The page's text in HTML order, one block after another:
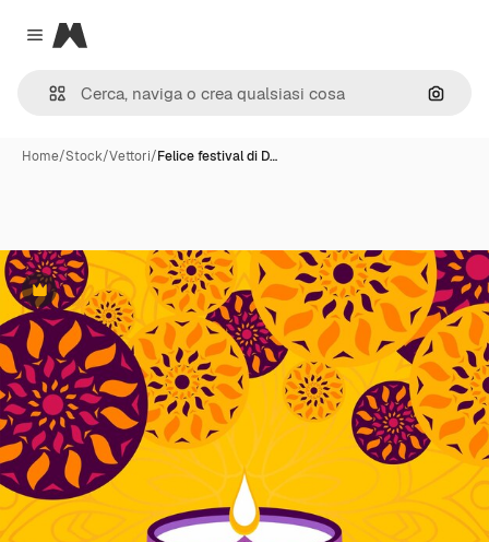
Close menu
Magnific
Cerca
Home/Stock/Vettori/Felice festival di D…
Premium